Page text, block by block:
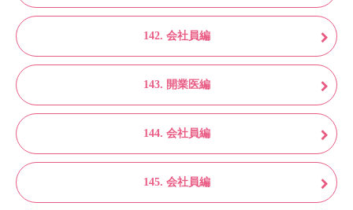
142. 会社員編
143. 開業医編
144. 会社員編
145. 会社員編